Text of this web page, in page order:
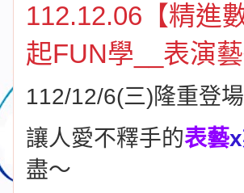
112.12.06【精進
起FUN學__表演
112/12/6(三)隆重登
讓人愛不釋手的表藝x
盡～